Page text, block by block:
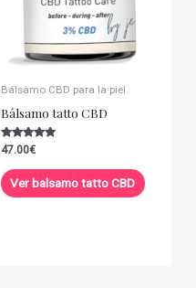
Bálsamo CBD para la piel
Bálsamo tatto CBD
Valorado con
de 5
47.00€
Ver balsamo tatto CBD